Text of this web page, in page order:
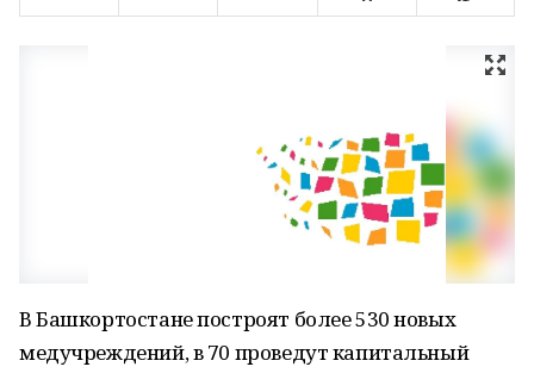
В Башкортостане построят более 530 новых
медучреждений, в 70 проведут капитальный